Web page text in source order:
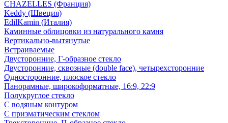
CHAZELLES (Франция)
Keddy (Швеция)
EdilKamin (Италия)
Каминные облицовки из натурального камня
Вертикально-вытянутые
Встраиваемые
Двусторонние, Г-образное стекло
Двусторонние, сквозные (double face), четырехсторонние
Односторонние, плоское стекло
Панорамные, широкоформатные, 16:9, 22:9
Полукруглое стекло
С водяным контуром
С призматическим стеклом